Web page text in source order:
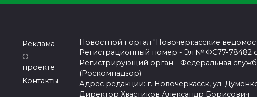
Реклама
О
проекте
Контакты
Новостной портал "Новочеркасские
Регистрационный номер - Эл № ФС77-78482
Регистрирующий орган - Федеральная
(Роскомнадзор)
Адрес редакции: г. Новочеркасск, ул.
Директор Хвастиков Александр Борисович